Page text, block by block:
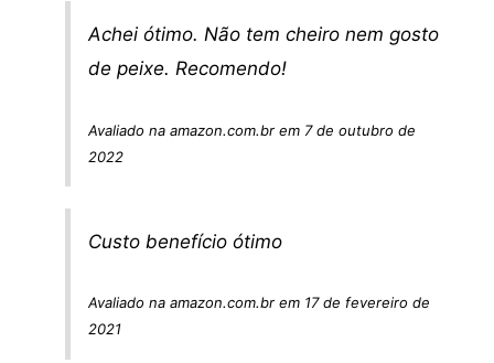
Achei ótimo. Não tem cheiro nem gosto
de peixe. Recomendo!
Avaliado na amazon.com.br em 7 de outubro de
2022
Custo benefício ótimo
Avaliado na amazon.com.br em 17 de fevereiro de
2021